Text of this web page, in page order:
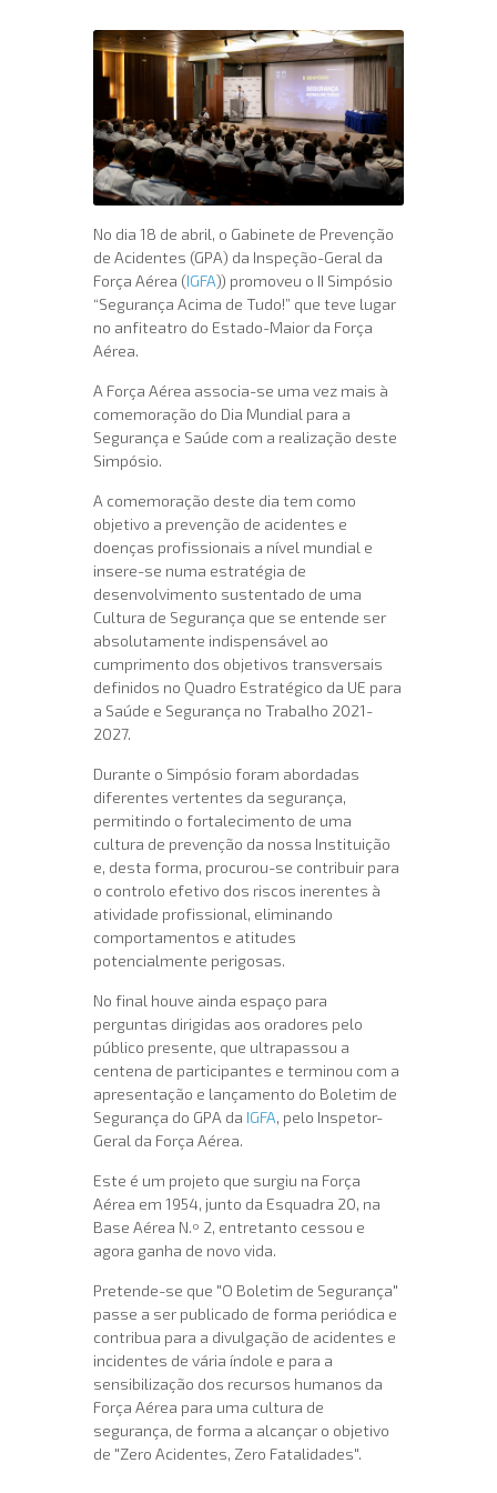
No dia 18 de abril, o Gabinete de Prevenção
de Acidentes (GPA) da Inspeção-Geral da
Força Aérea (IGFA)) promoveu o II Simpósio
“Segurança Acima de Tudo!” que teve lugar
no anfiteatro do Estado-Maior da Força
Aérea.
A Força Aérea associa-se uma vez mais à
comemoração do Dia Mundial para a
Segurança e Saúde com a realização deste
Simpósio.
A comemoração deste dia tem como
objetivo a prevenção de acidentes e
doenças profissionais a nível mundial e
insere-se numa estratégia de
desenvolvimento sustentado de uma
Cultura de Segurança que se entende ser
absolutamente indispensável ao
cumprimento dos objetivos transversais
definidos no Quadro Estratégico da UE para
a Saúde e Segurança no Trabalho 2021-
2027.
Durante o Simpósio foram abordadas
diferentes vertentes da segurança,
permitindo o fortalecimento de uma
cultura de prevenção da nossa Instituição
e, desta forma, procurou-se contribuir para
o controlo efetivo dos riscos inerentes à
atividade profissional, eliminando
comportamentos e atitudes
potencialmente perigosas.
No final houve ainda espaço para
perguntas dirigidas aos oradores pelo
público presente, que ultrapassou a
centena de participantes e terminou com a
apresentação e lançamento do Boletim de
Segurança do GPA da IGFA, pelo Inspetor-
Geral da Força Aérea.
Este é um projeto que surgiu na Força
Aérea em 1954, junto da Esquadra 20, na
Base Aérea N.º 2, entretanto cessou e
agora ganha de novo vida.
Pretende-se que "O Boletim de Segurança"
passe a ser publicado de forma periódica e
contribua para a divulgação de acidentes e
incidentes de vária índole e para a
sensibilização dos recursos humanos da
Força Aérea para uma cultura de
segurança, de forma a alcançar o objetivo
de "Zero Acidentes, Zero Fatalidades".